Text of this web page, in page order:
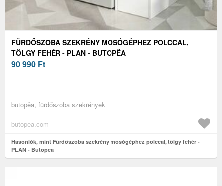
FÜRDŐSZOBA SZEKRÉNY MOSÓGÉPHEZ POLCCAL,
TÖLGY FEHÉR - PLAN - BUTOPÊA
90 990 Ft
butopêa, fürdőszoba szekrények
butopea.com
Hasonlók, mint Fürdőszoba szekrény mosógéphez polccal, tölgy fehér -
PLAN - Butopêa